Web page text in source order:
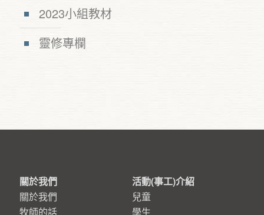
2023小組教材
靈修專欄
關於我們
關於我們
牧師的話
活動(事工)介紹
兒童
學生